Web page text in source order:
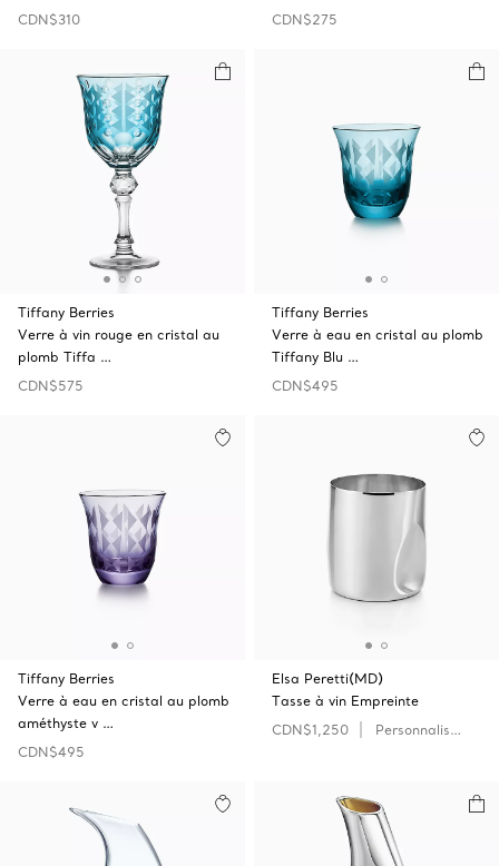
CDN$310
CDN$275
Tiffany Berries
Verre à vin rouge en cristal au
plomb Tiffa …
CDN$575
Tiffany Berries
Verre à eau en cristal au plomb
Tiffany Blu …
CDN$495
Tiffany Berries
Verre à eau en cristal au plomb
améthyste v …
CDN$495
Elsa Peretti(MD)
Tasse à vin Empreinte
CDN$1,250
Personnaliser